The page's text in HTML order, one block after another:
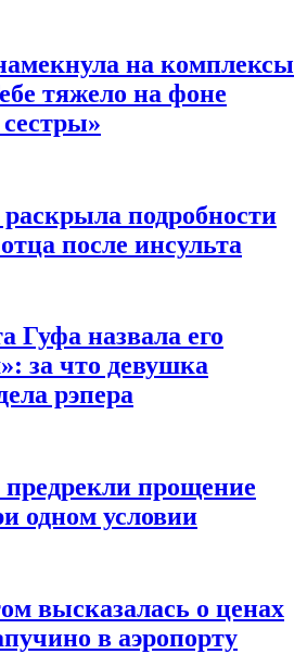
на комплексы
тяжело на фоне
подробности
после инсульта
Гуфа назвала его
за что девушка
рэпера
прощение
одном условии
высказалась о ценах
в аэропорту